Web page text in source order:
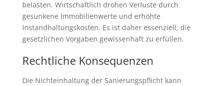
belasten. Wirtschaftlich drohen Verluste durch
gesunkene Immobilienwerte und erhöhte
Instandhaltungskosten. Es ist daher essenziell, die
gesetzlichen Vorgaben gewissenhaft zu erfüllen.
Rechtliche Konsequenzen
Die Nichteinhaltung der Sanierungspflicht kann